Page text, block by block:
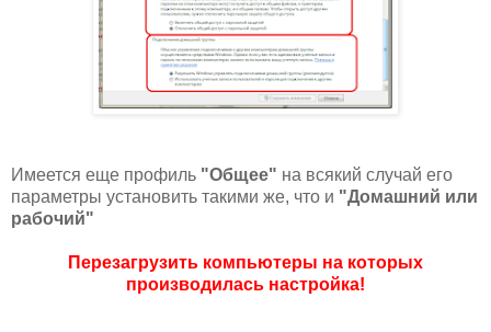
Имеется еще профиль "Общее" на всякий случай его
параметры установить такими же, что и "Домашний или
рабочий"
Перезагрузить компьютеры на которых
производилась настройка!